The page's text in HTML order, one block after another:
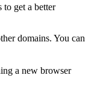
get a better
domains. You can
a new browser